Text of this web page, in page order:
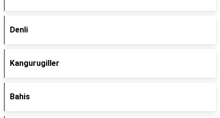
Denli
Kangurugiller
Bahis